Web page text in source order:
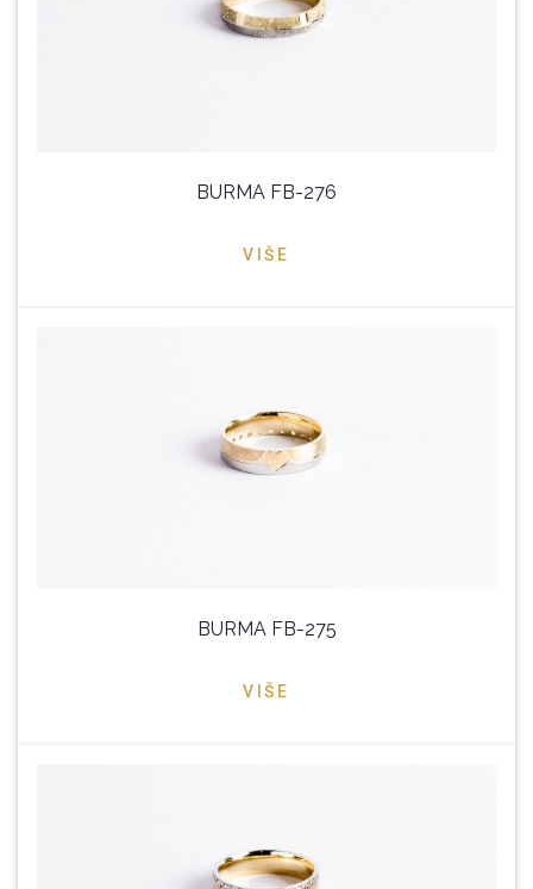
BURMA FB-276
VIŠE
BURMA FB-275
VIŠE